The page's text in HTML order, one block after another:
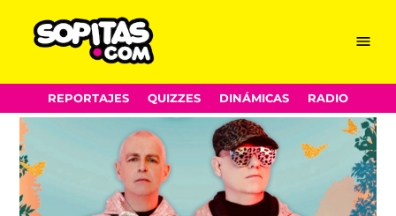
Skip
to
content
Menu
REPORTAJES QUIZZES DINÁMICAS RADIO